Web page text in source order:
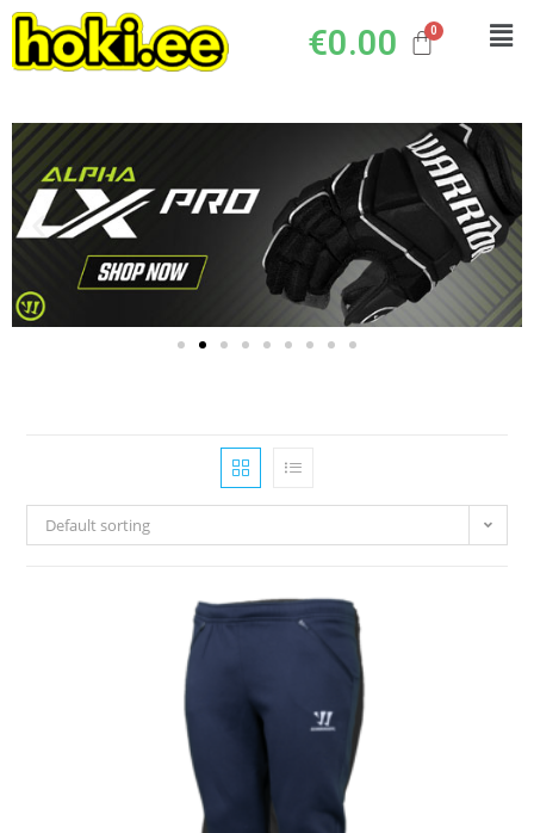
€0.00
Default sorting